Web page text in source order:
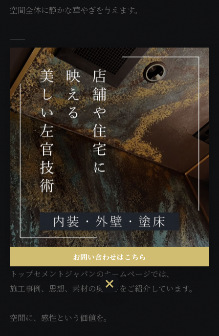
空間全体に静かな華やぎを与えます。
——
冷たさではなく、
やさしさを感じるトップセメントのマイクロセメント。
オパールカウンターデザインは、
美容サロン、ブティック、ラグジュアリーな商業空間に
自然と溶け込み、「ここに居たい」と感じさせる女性的
で上品な存在感を放ちます。
トップセメントは、左官技術とデザイン性を融合させた
次世代のマイクロセメントです。
素材の魅力だけでなく、施工する手と思想によって完成
する仕上げです。
トップセメントジャパンのホームページでは、
施工事例、思想、素材の奥深さをご紹介しています。
空間に、感性という価値を。
お問い合わせはこちら
お問い合わせはこちら